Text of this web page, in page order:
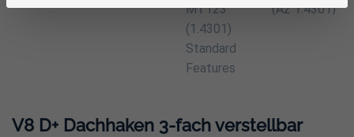
V8 D+ Dachhaken 3-fach verstellbar